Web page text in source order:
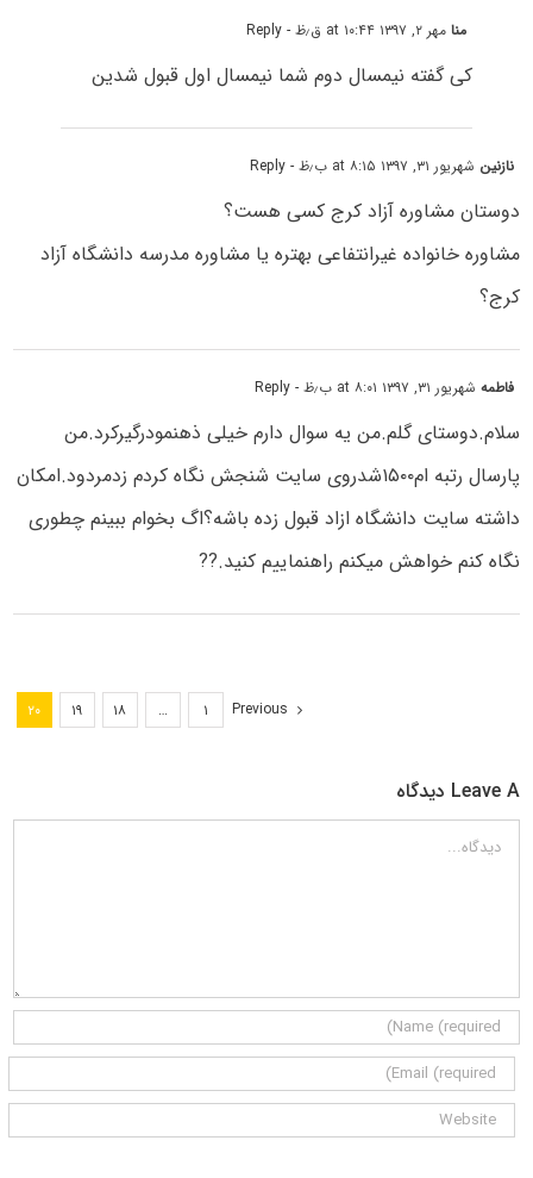
منامهر ۲, ۱۳۹۷ at ۱۰:۴۴ ق٫ظ - Reply
کی گفته نیمسال دوم شما نیمسال اول قبول شدین
نازنین شهریور ۳۱, ۱۳۹۷ at ۸:۱۵ ب٫ظ - Reply
دوستان مشاوره آزاد کرج کسی هست؟
مشاوره خانواده غیرانتفاعی بهتره یا مشاوره مدرسه دانشگاه آزاد
کرج؟
فاطمهشهریور ۳۱, ۱۳۹۷ at ۸:۰۱ ب٫ظ - Reply
سلام.دوستای گلم.من یه سوال دارم خیلی ذهنمودرگیرکرد.من
پارسال رتبه ام۱۵۰۰شدروی سایت شنجش نگاه کردم زدمردود.امکان
داشته سایت دانشگاه ازاد قبول زده باشه؟اگ بخوام ببینم چطوری
نگاه کنم خواهش میکنم راهنماییم کنید.??
Previous ۱ … ۱۸ ۱۹ ۲۰
Leave A دیدگاه
دیدگاه